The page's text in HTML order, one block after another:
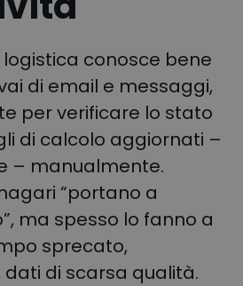
conosce bene
di email e messaggi,
per verificare lo stato
di calcolo aggiornati –
– manualmente.
“portano a
ma spesso lo fanno a
sprecato,
di scarsa qualità.